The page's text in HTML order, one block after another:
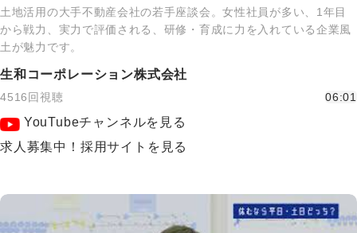
土地活用の大手不動産会社の若手座談会。女性社員が多い、1年目
から戦力、実力で評価される、研修・育成に力を入れている企業風
土が魅力です。
生和コーポレーション株式会社
4516回視聴 06:01
YouTubeチャンネルを見る
求人募集中！採用サイトを見る